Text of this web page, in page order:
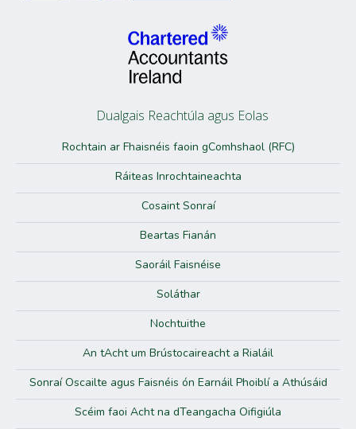
Dualgais Reachtúla agus Eolas
Rochtain ar Fhaisnéis faoin gComhshaol (RFC)
Ráiteas Inrochtaineachta
Cosaint Sonraí
Beartas Fianán
Saoráil Faisnéise
Soláthar
Nochtuithe
An tAcht um Brústocaireacht a Rialáil
Sonraí Oscailte agus Faisnéis ón Earnáil Phoiblí a Athúsáid
Scéim faoi Acht na dTeangacha Oifigiúla